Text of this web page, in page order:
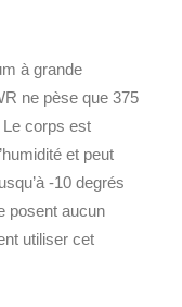
à grande
ne pèse que 375
corps est
et peut
-10 degrés
posent aucun
utiliser cet